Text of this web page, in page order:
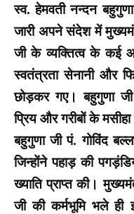
स्व. हेमवती नन्दन
जारी अपने संदेश में
जी के व्यक्तित्व के कई
स्वतंत्रता सेनानी और
छोड़कर गए। बहुगुणा
प्रिय और गरीबों के
बहुगुणा जी पं. गोविंद
जिन्होंने पहाड़ की
ख्याति प्राप्त की।
जी की कर्मभूमि भले ही